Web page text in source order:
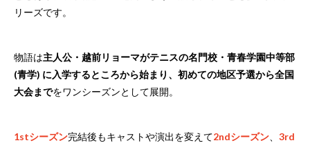
リーズです。
物語は主人公・越前リョーマがテニスの名門校・青春学園中等部
(青学) に入学するところから始まり、初めての地区予選から全国
大会までをワンシーズンとして展開。
1stシーズン完結後もキャストや演出を変えて2ndシーズン
3rd